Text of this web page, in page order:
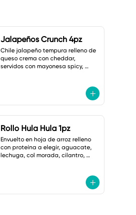
Jalapeños Crunch 4pz
Chile jalapeño tempura relleno de
queso crema con cheddar,
servidos con mayonesa spicy,
Rollo Hula Hula 1pz
Envuelto en hoja de arroz relleno
con proteína a elegir, aguacate,
lechuga, col morada, cilantro,